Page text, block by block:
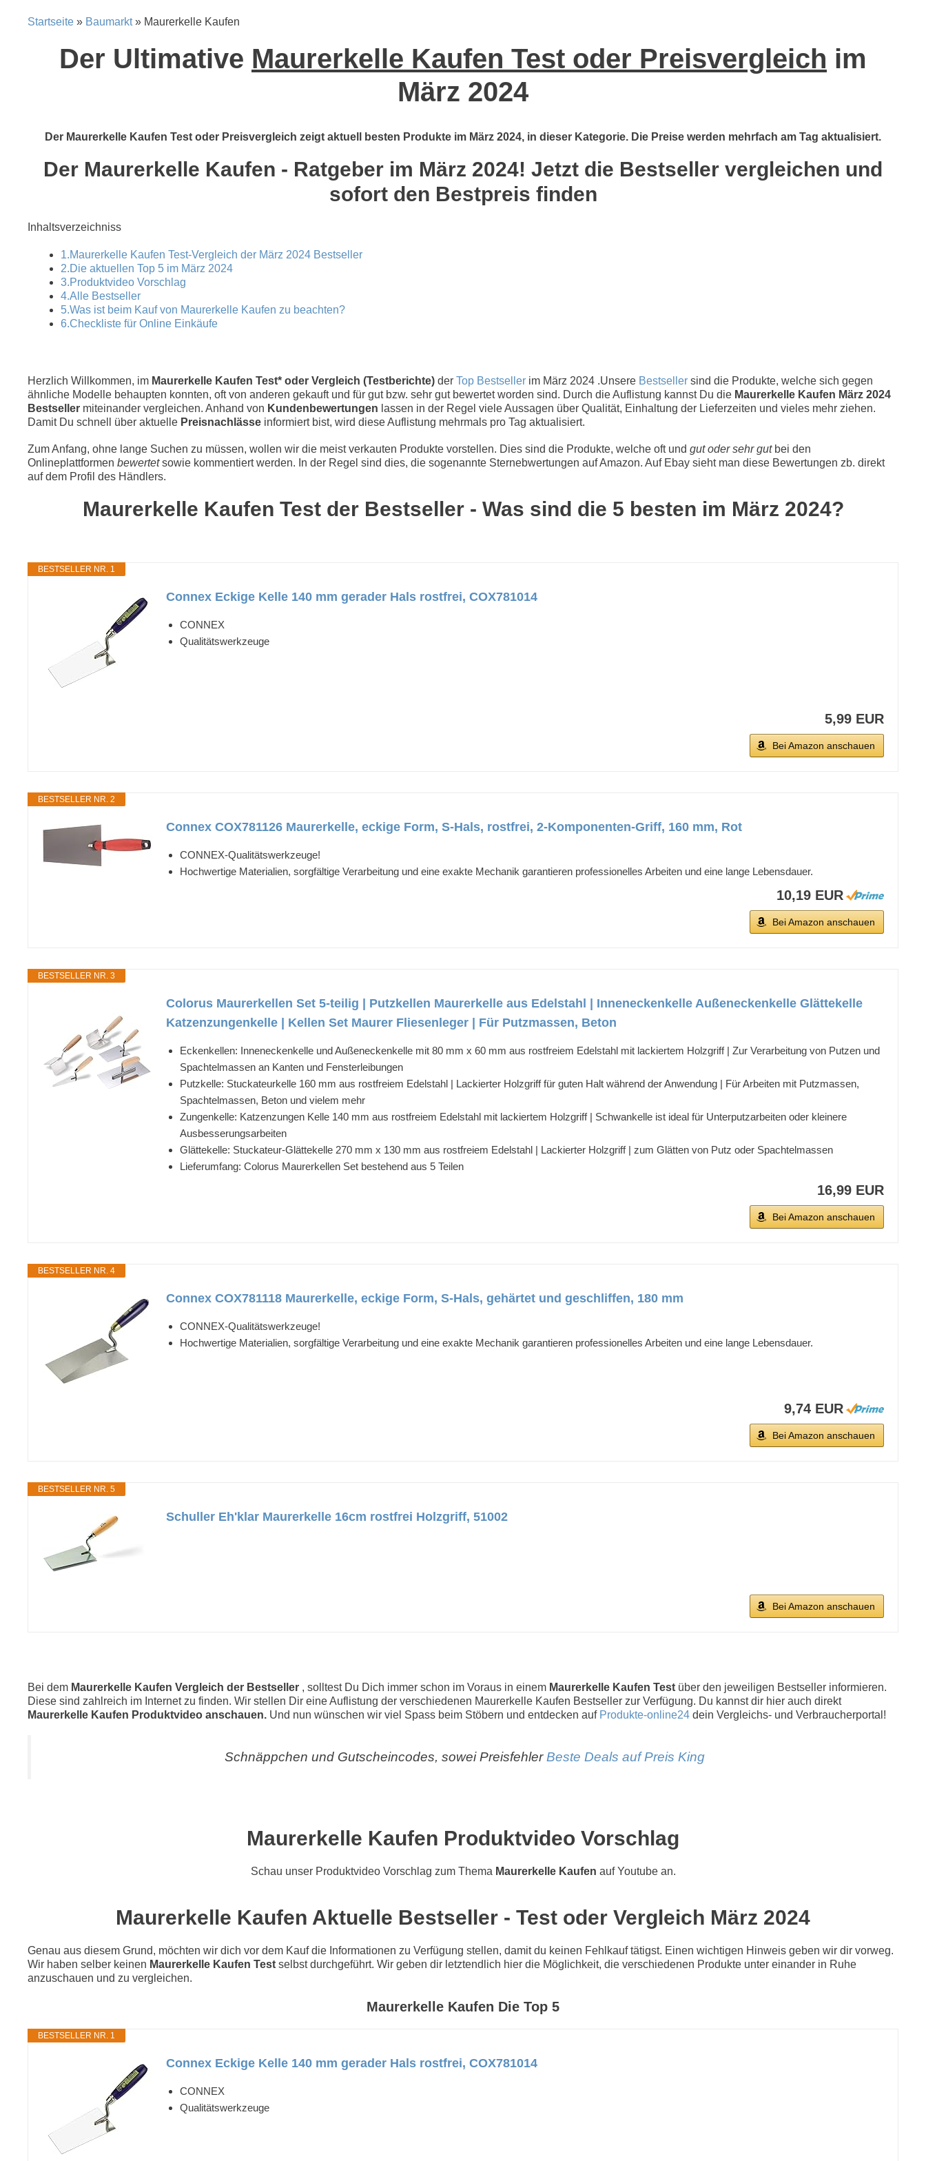
Startseite » Baumarkt» Maurerkelle Kaufen
Der Ultimative Maurerkelle Kaufen Test oder Preisvergleich im
März 2024
Der Maurerkelle Kaufen Test oder Preisvergleich zeigt aktuell besten Produkte im März 2024, in dieser Kategorie. Die Preise werden mehrfach am Tag aktualisiert.
Der Maurerkelle Kaufen - Ratgeber im März 2024! Jetzt die Bestseller vergleichen und
sofort den Bestpreis finden
Inhaltsverzeichniss
1.Maurerkelle Kaufen Test-Vergleich der März 2024 Bestseller
2.Die aktuellen Top 5 im März 2024
3.Produktvideo Vorschlag
4.Alle Bestseller
5.Was ist beim Kauf von Maurerkelle Kaufen zu beachten?
6.Checkliste für Online Einkäufe
Herzlich Willkommen, im Maurerkelle Kaufen Test* oder Vergleich (Testberichte) der Top Bestseller im März 2024 .Unsere Bestseller sind die Produkte, welche sich gegen
ähnliche Modelle behaupten konnten, oft von anderen gekauft und für gut bzw. sehr gut bewertet worden sind. Durch die Auflistung kannst Du die Maurerkelle Kaufen März 2024
Bestseller miteinander vergleichen. Anhand von Kundenbewertungen lassen in der Regel viele Aussagen über Qualität, Einhaltung der Lieferzeiten und vieles mehr ziehen.
Damit Du schnell über aktuelle Preisnachlässe informiert bist, wird diese Auflistung mehrmals pro Tag aktualisiert.
Zum Anfang, ohne lange Suchen zu müssen, wollen wir die meist verkauten Produkte vorstellen. Dies sind die Produkte, welche oft und gut oder sehr gutbei den
Onlineplattformen bewertetsowie kommentiert werden. In der Regel sind dies, die sogenannte Sternebwertungen auf Amazon. Auf Ebay sieht man diese Bewertungen zb. direkt
auf dem Profil des Händlers.
Maurerkelle Kaufen Test der Bestseller - Was sind die 5 besten im März 2024?
BESTSELLER NR. 1
Connex Eckige Kelle 140 mm gerader Hals rostfrei, COX781014
CONNEX
Qualitätswerkzeuge
5,99 EUR
Bei Amazon anschauen
BESTSELLER NR. 2
Connex COX781126 Maurerkelle, eckige Form, S-Hals, rostfrei, 2-Komponenten-Griff, 160 mm, Rot
CONNEX-Qualitätswerkzeuge!
Hochwertige Materialien, sorgfältige Verarbeitung und eine exakte Mechanik garantieren professionelles Arbeiten und eine lange Lebensdauer.
10,19 EUR
Bei Amazon anschauen
BESTSELLER NR. 3
Colorus Maurerkellen Set 5-teilig | Putzkellen Maurerkelle aus Edelstahl | Inneneckenkelle Außeneckenkelle Glättekelle
Katzenzungenkelle | Kellen Set Maurer Fliesenleger | Für Putzmassen, Beton
Eckenkellen: Inneneckenkelle und Außeneckenkelle mit 80 mm x 60 mm aus rostfreiem Edelstahl mit lackiertem Holzgriff | Zur Verarbeitung von Putzen und
Spachtelmassen an Kanten und Fensterleibungen
Putzkelle: Stuckateurkelle 160 mm aus rostfreiem Edelstahl | Lackierter Holzgriff für guten Halt während der Anwendung | Für Arbeiten mit Putzmassen,
Spachtelmassen, Beton und vielem mehr
Zungenkelle: Katzenzungen Kelle 140 mm aus rostfreiem Edelstahl mit lackiertem Holzgriff | Schwankelle ist ideal für Unterputzarbeiten oder kleinere
Ausbesserungsarbeiten
Glättekelle: Stuckateur-Glättekelle 270 mm x 130 mm aus rostfreiem Edelstahl | Lackierter Holzgriff | zum Glätten von Putz oder Spachtelmassen
Lieferumfang: Colorus Maurerkellen Set bestehend aus 5 Teilen
16,99 EUR
Bei Amazon anschauen
BESTSELLER NR. 4
Connex COX781118 Maurerkelle, eckige Form, S-Hals, gehärtet und geschliffen, 180 mm
CONNEX-Qualitätswerkzeuge!
Hochwertige Materialien, sorgfältige Verarbeitung und eine exakte Mechanik garantieren professionelles Arbeiten und eine lange Lebensdauer.
9,74 EUR
Bei Amazon anschauen
BESTSELLER NR. 5
Schuller Eh'klar Maurerkelle 16cm rostfrei Holzgriff, 51002
Bei Amazon anschauen
Bei dem Maurerkelle Kaufen Vergleich der Bestseller , solltest Du Dich immer schon im Voraus in einem Maurerkelle Kaufen Test über den jeweiligen Bestseller informieren.
Diese sind zahlreich im Internet zu finden. Wir stellen Dir eine Auflistung der verschiedenen Maurerkelle Kaufen Bestseller zur Verfügung. Du kannst dir hier auch direkt
Maurerkelle Kaufen Produktvideo anschauen. Und nun wünschen wir viel Spass beim Stöbern und entdecken auf Produkte-online24 dein Vergleichs- und Verbraucherportal!
Schnäppchen und Gutscheincodes, sowei Preisfehler Beste Deals auf Preis King
Maurerkelle Kaufen Produktvideo Vorschlag
Schau unser Produktvideo Vorschlag zum Thema Maurerkelle Kaufen auf Youtube an.
Maurerkelle Kaufen Aktuelle Bestseller - Test oder Vergleich März 2024
Genau aus diesem Grund, möchten wir dich vor dem Kauf die Informationen zu Verfügung stellen, damit du keinen Fehlkauf tätigst. Einen wichtigen Hinweis geben wir dir vorweg.
Wir haben selber keinen Maurerkelle Kaufen Test selbst durchgeführt. Wir geben dir letztendlich hier die Möglichkeit, die verschiedenen Produkte unter einander in Ruhe
anzuschauen und zu vergleichen.
Maurerkelle Kaufen Die Top 5
BESTSELLER NR. 1
Connex Eckige Kelle 140 mm gerader Hals rostfrei, COX781014
CONNEX
Qualitätswerkzeuge